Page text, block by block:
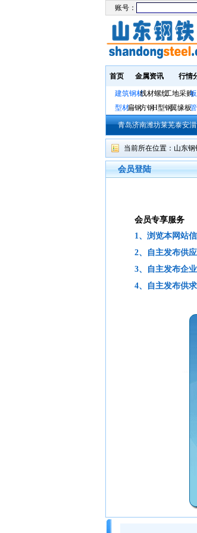
账号：
首页 金属资讯 行情
建筑钢材线材螺纹工地采购
型材扁钢方钢H型钢翼缘板
青岛济南潍坊莱芜泰安
当前所在位置： 山东钢
会员登陆
会员专享服务
1、浏览本网站
2、自主发布供
3、自主发布企
4、自主发布供